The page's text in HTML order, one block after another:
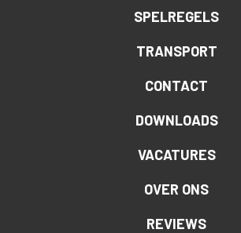
SPELREGELS
TRANSPORT
CONTACT
DOWNLOADS
VACATURES
OVER ONS
REVIEWS